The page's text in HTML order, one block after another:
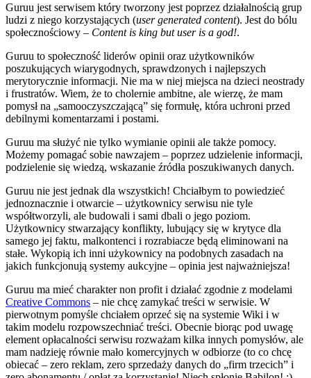
Guruu jest serwisem który tworzony jest poprzez działalnością grup
ludzi z niego korzystających (user generated content). Jest do bólu
społecznościowy – Content is king but user is a god!.
Guruu to społeczność liderów opinii oraz użytkowników
poszukujących wiarygodnych, sprawdzonych i najlepszych
merytorycznie informacji. Nie ma w niej miejsca na dzieci neostrady
i frustratów. Wiem, że to cholernie ambitne, ale wierzę, że mam
pomysł na „samooczyszczającą” się formułę, która uchroni przed
debilnymi komentarzami i postami.
Guruu ma służyć nie tylko wymianie opinii ale także pomocy.
Możemy pomagać sobie nawzajem – poprzez udzielenie informacji,
podzielenie się wiedzą, wskazanie źródła poszukiwanych danych.
Guruu nie jest jednak dla wszystkich! Chciałbym to powiedzieć
jednoznacznie i otwarcie – użytkownicy serwisu nie tyle
współtworzyli, ale budowali i sami dbali o jego poziom.
Użytkownicy stwarzający konflikty, lubujący się w krytyce dla
samego jej faktu, malkontenci i rozrabiacze będą eliminowani na
stałe. Wykopią ich inni użykownicy na podobnych zasadach na
jakich funkcjonują systemy aukcyjne – opinia jest najważniejsza!
Guruu ma mieć charakter non profit i działać zgodnie z modelami
Creative Commons – nie chcę zamykać treści w serwisie. W
pierwotnym pomyśle chciałem oprzeć się na systemie Wiki i w
takim modelu rozpowszechniać treści. Obecnie biorąc pod uwagę
element opłacalności serwisu rozważam kilka innych pomysłów, ale
mam nadzieję równie mało komercyjnych w odbiorze (to co chcę
obiecać – zero reklam, zero sprzedaży danych do „firm trzecich” i